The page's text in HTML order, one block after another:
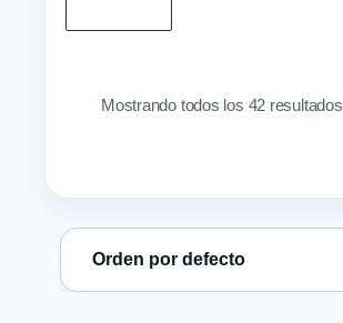
Mostrando todos los 42 resultados